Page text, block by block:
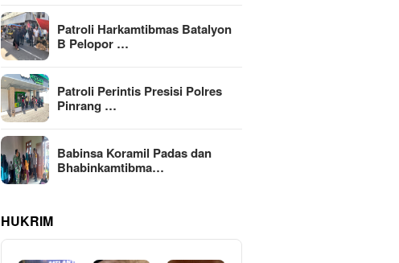
Patroli Harkamtibmas Batalyon
B Pelopor …
Patroli Perintis Presisi Polres
Pinrang …
Babinsa Koramil Padas dan
Bhabinkamtibma…
HUKRIM